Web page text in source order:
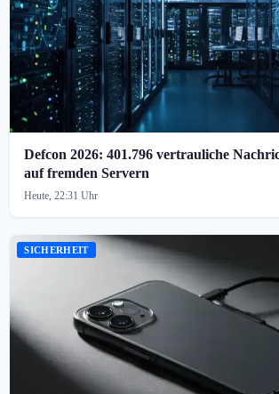
Defcon 2026: 401.796 vertrauliche
auf fremden Servern
Heute, 22:31 Uhr
SICHERHEIT